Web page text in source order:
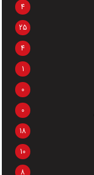
4
25
4
1
0
0
18
10
8